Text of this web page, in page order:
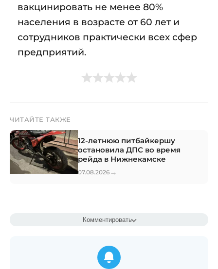
вакцинировать не менее 80%
населения в возрасте от 60 лет и
сотрудников практически всех сфер
предприятий.
ЧИТАЙТЕ ТАКЖЕ
12-летнюю питбайкершу
остановила ДПС во время
рейда в Нижнекамске
07.08.2026 →
Комментировать